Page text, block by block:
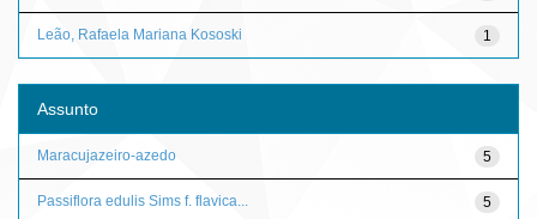
1
Leão, Rafaela Mariana Kososki
Assunto
5
Maracujazeiro-azedo
5
Passiflora edulis Sims f. flavica...